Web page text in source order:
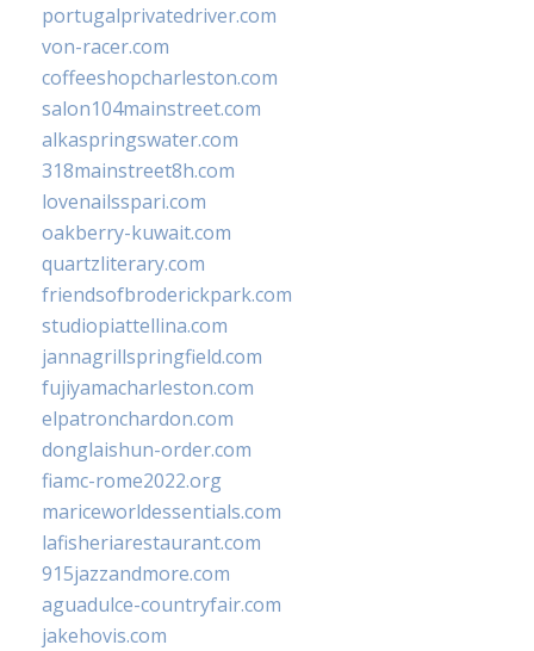
portugalprivatedriver.com
von-racer.com
coffeeshopcharleston.com
salon104mainstreet.com
alkaspringswater.com
318mainstreet8h.com
lovenailsspari.com
oakberry-kuwait.com
quartzliterary.com
friendsofbroderickpark.com
studiopiattellina.com
jannagrillspringfield.com
fujiyamacharleston.com
elpatronchardon.com
donglaishun-order.com
fiamc-rome2022.org
mariceworldessentials.com
lafisheriarestaurant.com
915jazzandmore.com
aguadulce-countryfair.com
jakehovis.com